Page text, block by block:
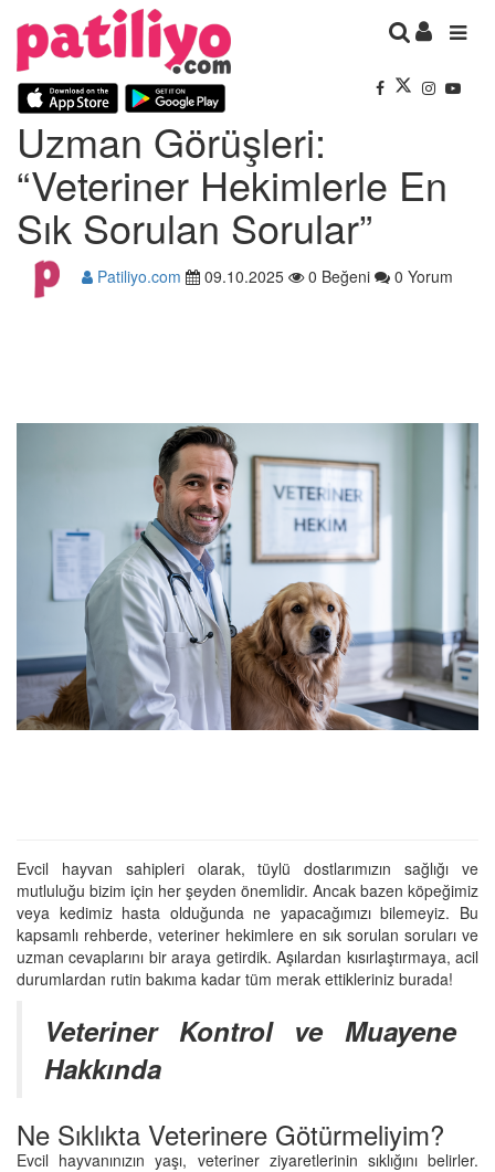
Uzman Görüşleri:
“Veteriner Hekimlerle En
Sık Sorulan Sorular”
Patiliyo.com 09.10.2025 0 Beğeni 0 Yorum
Evcil hayvan sahipleri olarak, tüylü dostlarımızın sağlığı ve
mutluluğu bizim için her şeyden önemlidir. Ancak bazen köpeğimiz
veya kedimiz hasta olduğunda ne yapacağımızı bilemeyiz. Bu
kapsamlı rehberde, veteriner hekimlere en sık sorulan soruları ve
uzman cevaplarını bir araya getirdik. Aşılardan kısırlaştırmaya, acil
durumlardan rutin bakıma kadar tüm merak ettikleriniz burada!
Veteriner Kontrol ve Muayene
Hakkında
Ne Sıklıkta Veterinere Götürmeliyim?
Evcil hayvanınızın yaşı, veteriner ziyaretlerinin sıklığını belirler.